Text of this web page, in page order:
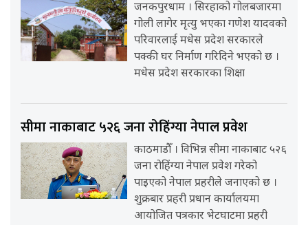
जनकपुरधाम । सिरहाको गोलबजारमा
गोली लागेर मृत्यु भएका गणेश यादवको
परिवारलाई मधेस प्रदेश सरकारले
पक्की घर निर्माण गरिदिने भएको छ ।
मधेस प्रदेश सरकारका शिक्षा
सीमा नाकाबाट ५२६ जना रोहिंग्या नेपाल प्रवेश
काठमाडौँ । विभिन्न सीमा नाकाबाट ५२६
जना रोहिंग्या नेपाल प्रवेश गरेको
पाइएको नेपाल प्रहरीले जनाएको छ ।
शुक्रबार प्रहरी प्रधान कार्यालयमा
आयोजित पत्रकार भेटघाटमा प्रहरी